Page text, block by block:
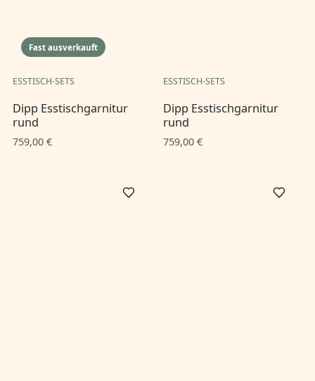
Fast ausverkauft
ESSTISCH-SETS
Dipp Esstischgarnitur
rund
759,00 €
ESSTISCH-SETS
Dipp Esstischgarnitur
rund
759,00 €